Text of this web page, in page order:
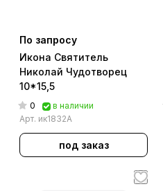
По запросу
Икона Святитель
Николай Чудотворец
10*15,5
0
в наличии
Арт. ик1832А
под заказ